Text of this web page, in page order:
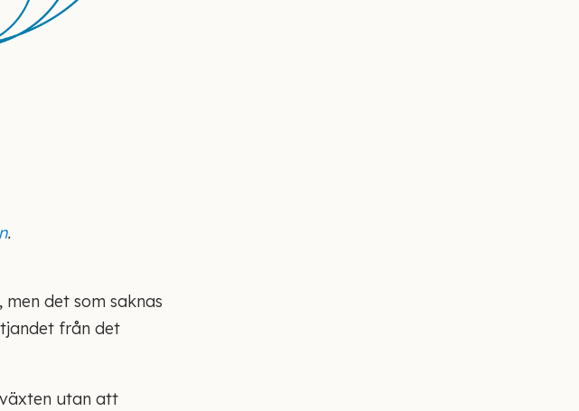
.
det som saknas
från det
utan att